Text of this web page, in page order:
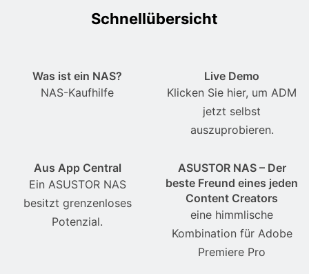
Schnellübersicht
Was ist ein NAS?
NAS-Kaufhilfe
Live Demo
Klicken Sie hier, um ADM
jetzt selbst
auszuprobieren.
Aus App Central
Ein ASUSTOR NAS
besitzt grenzenloses
Potenzial.
ASUSTOR NAS – Der
beste Freund eines jeden
Content Creators
eine himmlische
Kombination für Adobe
Premiere Pro